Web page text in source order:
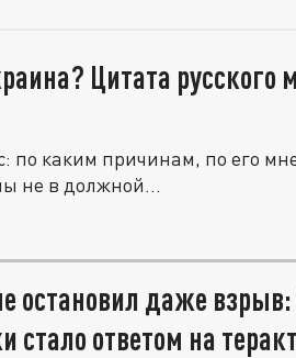
Цитата
по каким причинам, по его
не в должной...
остановил даже
ответом на теракт